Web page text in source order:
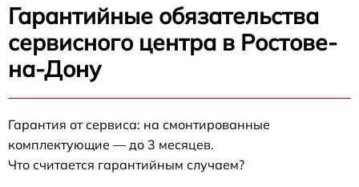
Гарантийные обязательства
сервисного центра в Ростове-
на-Дону
Гарантия от сервиса: на смонтированные
комплектующие — до 3 месяцев.
Что считается гарантийным случаем?